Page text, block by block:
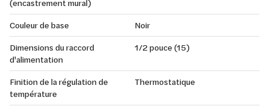
(encastrement mural)
Couleur de base
Noir
Dimensions du raccord
d'alimentation
1/2 pouce (15)
Finition de la régulation de
température
Thermostatique